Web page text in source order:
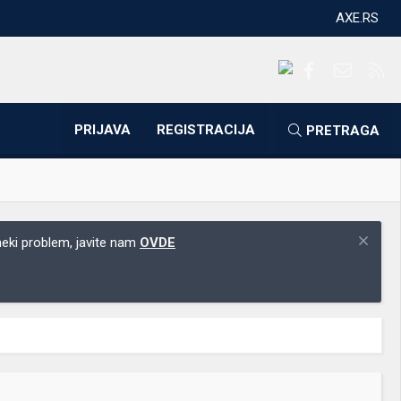
AXE.RS
PRIJAVA REGISTRACIJA PRETRAGA
problem, javite nam OVDE